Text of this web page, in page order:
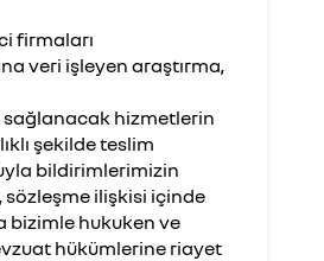
firmaları
veri işleyen araştırma,
sağlanacak hizmetlerin
şekilde teslim
bildirimlerimizin
sözleşme ilişkisi içinde
bizimle hukuken ve
hükümlerine riayet